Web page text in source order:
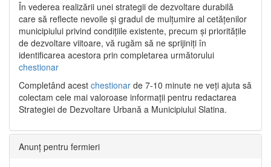
În vederea realizării unei strategii de dezvoltare durabilă
care să reflecte nevoile și gradul de mulțumire al cetățenilor
municipiului privind condițiile existente, precum și prioritățile
de dezvoltare viitoare, vă rugăm să ne sprijiniți în
identificarea acestora prin completarea următorului
chestionar
Completând acest chestionar de 7-10 minute ne veți ajuta să
colectam cele mai valoroase informații pentru redactarea
Strategiei de Dezvoltare Urbană a Municipiului Slatina.
Anunț pentru fermieri